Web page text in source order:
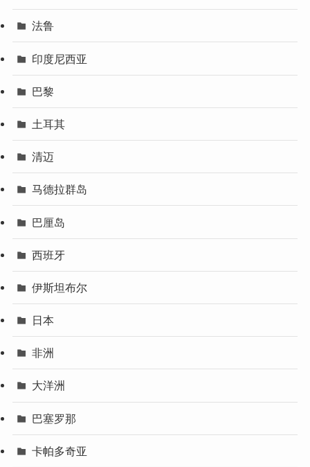
法鲁
印度尼西亚
巴黎
土耳其
清迈
马德拉群岛
巴厘岛
西班牙
伊斯坦布尔
日本
非洲
大洋洲
巴塞罗那
卡帕多奇亚